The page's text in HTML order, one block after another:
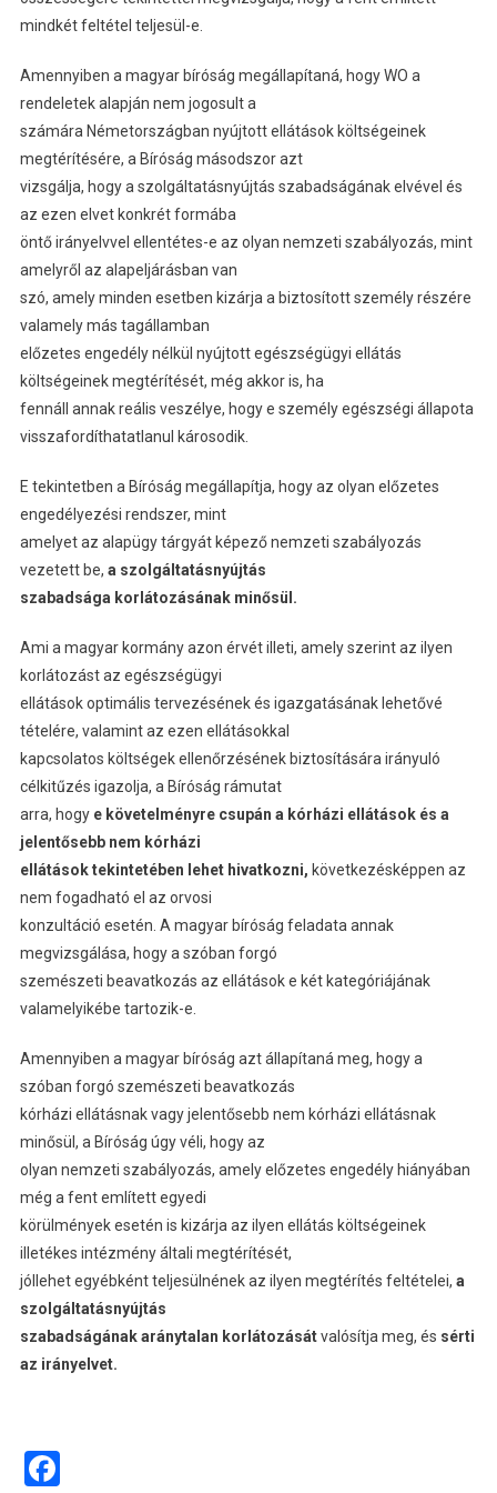
mindkét feltétel teljesül-e.
Amennyiben a magyar bíróság megállapítaná, hogy WO a
rendeletek alapján nem jogosult a
számára Németországban nyújtott ellátások költségeinek
megtérítésére, a Bíróság másodszor azt
vizsgálja, hogy a szolgáltatásnyújtás szabadságának elvével és
az ezen elvet konkrét formába
öntő irányelvvel ellentétes-e az olyan nemzeti szabályozás, mint
amelyről az alapeljárásban van
szó, amely minden esetben kizárja a biztosított személy részére
valamely más tagállamban
előzetes engedély nélkül nyújtott egészségügyi ellátás
költségeinek megtérítését, még akkor is, ha
fennáll annak reális veszélye, hogy e személy egészségi állapota
visszafordíthatatlanul károsodik.
E tekintetben a Bíróság megállapítja, hogy az olyan előzetes
engedélyezési rendszer, mint
amelyet az alapügy tárgyát képező nemzeti szabályozás
vezetett be, a szolgáltatásnyújtás
szabadsága korlátozásának minősül.
Ami a magyar kormány azon érvét illeti, amely szerint az ilyen
korlátozást az egészségügyi
ellátások optimális tervezésének és igazgatásának lehetővé
tételére, valamint az ezen ellátásokkal
kapcsolatos költségek ellenőrzésének biztosítására irányuló
célkitűzés igazolja, a Bíróság rámutat
arra, hogy e követelményre csupán a kórházi ellátások és a
jelentősebb nem kórházi
ellátások tekintetében lehet hivatkozni, következésképpen az
nem fogadható el az orvosi
konzultáció esetén. A magyar bíróság feladata annak
megvizsgálása, hogy a szóban forgó
szemészeti beavatkozás az ellátások e két kategóriájának
valamelyikébe tartozik-e.
Amennyiben a magyar bíróság azt állapítaná meg, hogy a
szóban forgó szemészeti beavatkozás
kórházi ellátásnak vagy jelentősebb nem kórházi ellátásnak
minősül, a Bíróság úgy véli, hogy az
olyan nemzeti szabályozás, amely előzetes engedély hiányában
még a fent említett egyedi
körülmények esetén is kizárja az ilyen ellátás költségeinek
illetékes intézmény általi megtérítését,
jóllehet egyébként teljesülnének az ilyen megtérítés feltételei, a
szolgáltatásnyújtás
szabadságának aránytalan korlátozásátvalósítja meg, és sérti
az irányelvet.
Facebook